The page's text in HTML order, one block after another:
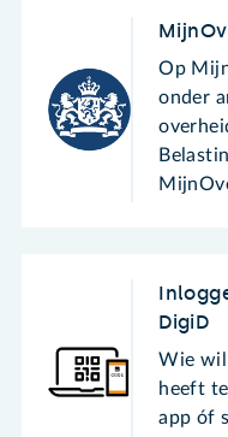
Op
onder
DigiD
Wie wil
heeft
app óf